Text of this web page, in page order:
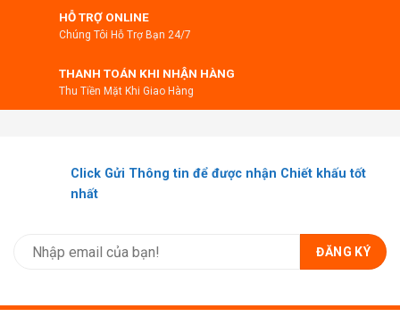
HỖ TRỢ ONLINE
Chúng Tôi Hỗ Trợ Bạn 24/7
THANH TOÁN KHI NHẬN HÀNG
Thu Tiền Mặt Khi Giao Hàng
Click Gửi Thông tin để được nhận Chiết khấu tốt
nhất